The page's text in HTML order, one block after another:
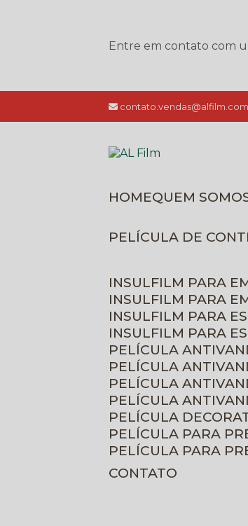
Entre em contato com
HOME
QUEM
PELÍCULA DE
INSULFILM PARA
INSULFILM PARA
INSULFILM PARA
INSULFILM PARA
PELÍCULA
PELÍCULA
PELÍCULA
PELÍCULA
PELÍCULA
PELÍCULA PARA
PELÍCULA PARA
CONTATO